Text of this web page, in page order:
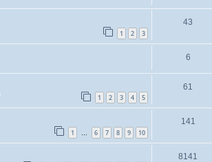
1 2 3
43
6
1 2 3 4 5
61
1 … 6 7 8 9 10
141
8141